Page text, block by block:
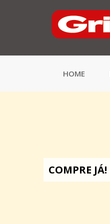
HOME
COMPRE JÁ!